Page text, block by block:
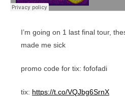
I’m going on 1 last final tour,
made me sick
promo code for tix: fofofadi
tix: https://t.co/VQJbg6SrnX